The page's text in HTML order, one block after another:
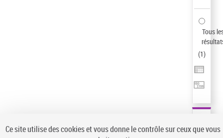
Tous
(1)
Ce site utilise des cookies et vous donne le contrôle sur ceux que vous